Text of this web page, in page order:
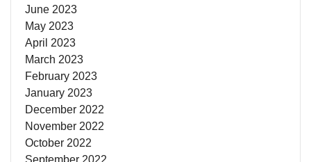
June 2023
May 2023
April 2023
March 2023
February 2023
January 2023
December 2022
November 2022
October 2022
September 2022